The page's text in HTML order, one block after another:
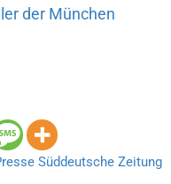
der München
Süddeutsche Zeitung